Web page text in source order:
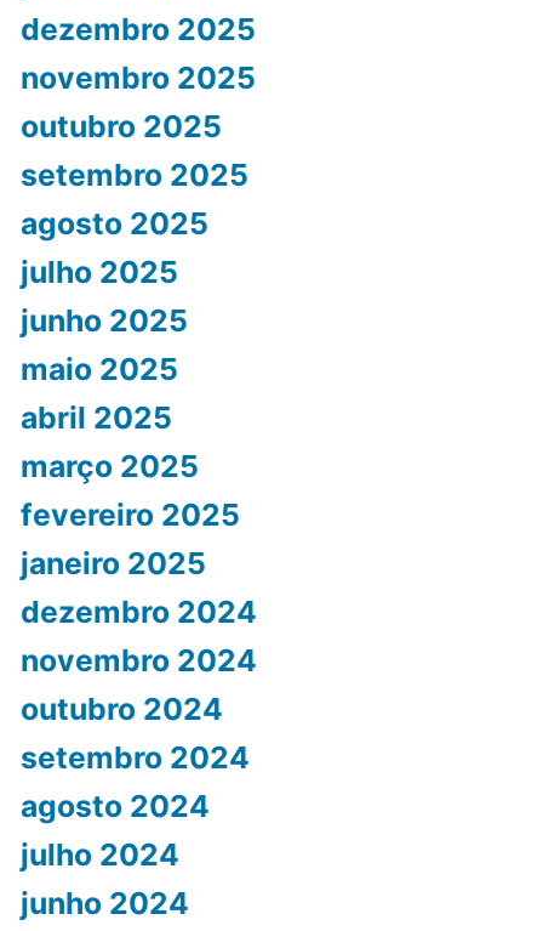
dezembro 2025
novembro 2025
outubro 2025
setembro 2025
agosto 2025
julho 2025
junho 2025
maio 2025
abril 2025
março 2025
fevereiro 2025
janeiro 2025
dezembro 2024
novembro 2024
outubro 2024
setembro 2024
agosto 2024
julho 2024
junho 2024